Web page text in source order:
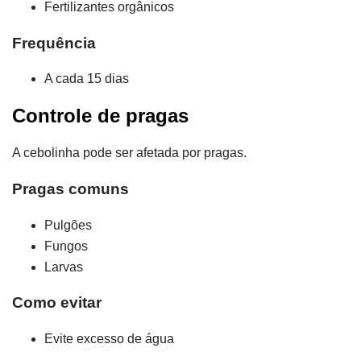
Fertilizantes orgânicos
Frequência
A cada 15 dias
Controle de pragas
A cebolinha pode ser afetada por pragas.
Pragas comuns
Pulgões
Fungos
Larvas
Como evitar
Evite excesso de água